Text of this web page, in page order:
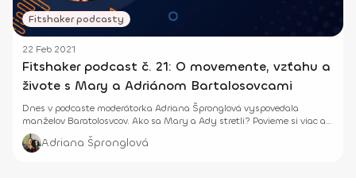
Fitshaker podcasty
22 Feb 2021
Fitshaker podcast č. 21: O movemente, vzťahu a
živote s Mary a Adriánom Bartalosovcami
Dnes v podcaste moderátorka Adriana Špronglová vyspovedala
manželov Baratolosvcov. Ako sa Mary a Ady stretli? Povieme si viac aj
o movemente.
Adriana Špronglová